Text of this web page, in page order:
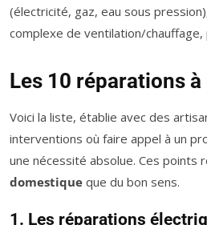
(électricité, gaz, eau sous
complexe de ventilation/chauffage,
Les 10 réparations
Voici la liste, établie avec des
interventions où faire appel à un
une nécessité absolue. Ces points
domestique que du bon sens.
1. Les réparations